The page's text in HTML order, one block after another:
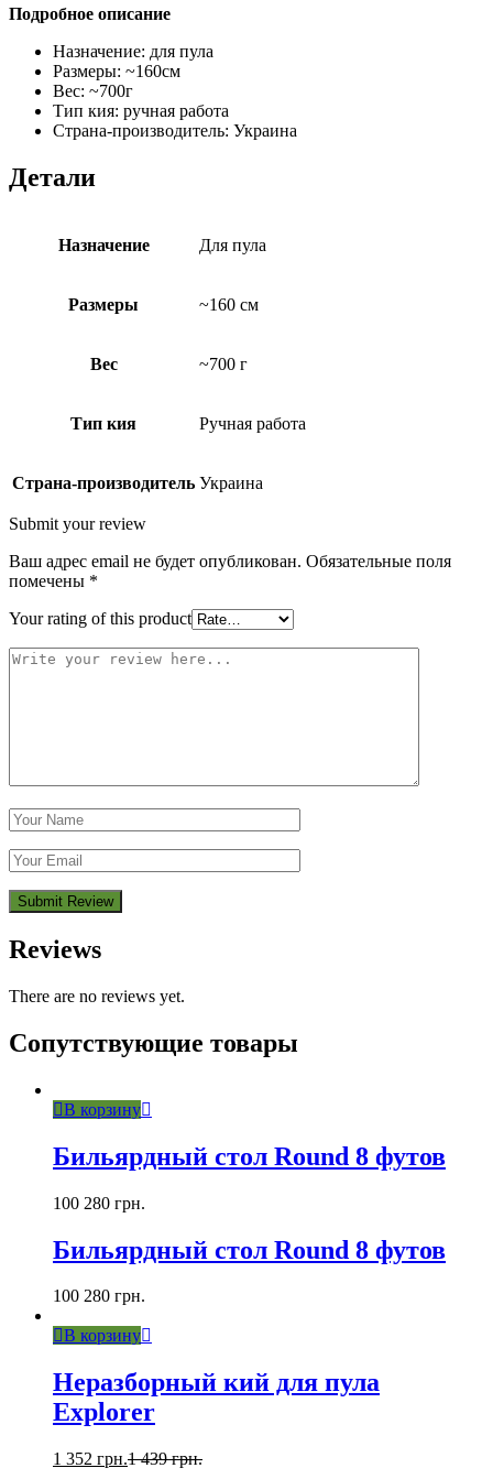
Подробное описание
Назначение: для пула
Размеры: ~160см
Вес: ~700г
Тип кия: ручная работа
Страна-производитель: Украина
Детали
Назначение Для пула
Размеры ~160 см
Вес ~700 г
Тип кия Ручная работа
Страна-производитель Украина
Submit your review
Ваш адрес email не будет опубликован. Обязательные поля
помечены *
Your rating of this product
Reviews
There are no reviews yet.
Сопутствующие товары
В корзину
Бильярдный стол Round 8 футов
100 280 грн.
Бильярдный стол Round 8 футов
100 280 грн.
В корзину
Неразборный кий для пула
Explorer
1 352 грн.1 439грн.